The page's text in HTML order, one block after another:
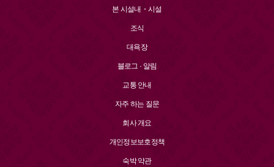
본 시설내・시설
조식
대욕장
블로그 · 알림
교통 안내
자주 하는 질문
회사 개요
개인정보보호정책
숙박 약관